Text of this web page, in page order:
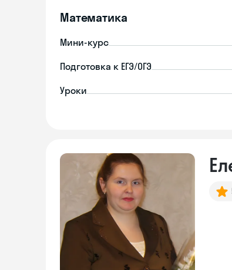
Математика
Мини-курс
Подготовка к ЕГЭ/ОГЭ
Уроки